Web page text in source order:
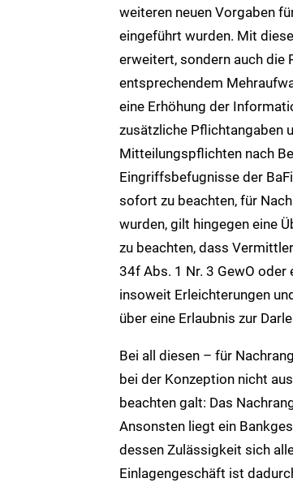
weiteren neuen Vorgaben
eingeführt wurden. Mit
erweitert, sondern auch die
entsprechendem
eine Erhöhung der
zusätzliche Pflichtangaben
Mitteilungspflichten nach
Eingriffsbefugnisse der
sofort zu beachten, für
wurden, gilt hingegen eine
zu beachten, dass
34f Abs. 1 Nr. 3 GewO
insoweit Erleichterungen
über eine Erlaubnis zur
Bei all diesen – für
bei der Konzeption nicht
beachten galt: Das
Ansonsten liegt ein
dessen Zulässigkeit sich
Einlagengeschäft ist